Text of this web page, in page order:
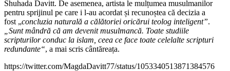
Shuhada Davitt. De asemenea, artista le mulțumea musulmanilor
pentru sprijinul pe care i l-au acordat și recunoștea că decizia a
fost „concluzia naturală a călătoriei oricărui teolog inteligent”.
„Sunt mândră că am devenit musulmancă. Toate studiile
scripturilor conduc la islam, ceea ce face toate celelalte scripturi
redundante“, a mai scris cântăreața.
https://twitter.com/MagdaDavitt77/status/1053340513871384576